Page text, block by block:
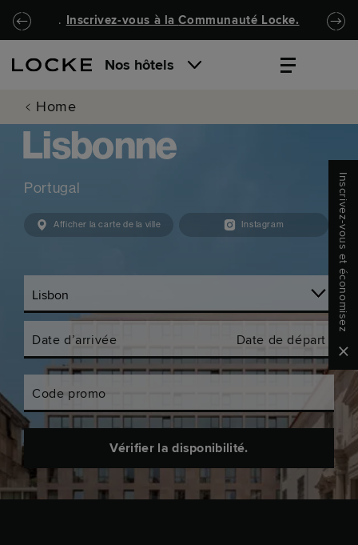
Passer au contenu principal
Locke.Header.SkipToNav
. Inscrivez-vous à laCommunauté Locke.
Nos hôtels
Home
Lisbonne
Portugal
Afficher la carte de la ville Instagram
Date d’arrivée Date de départ
Code promo
Vérifier la disponibilité.
Inscrivez-vous et économisez